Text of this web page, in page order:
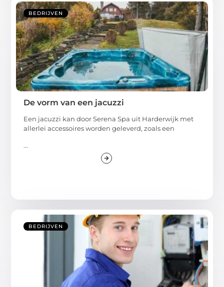
BEDRIJVEN
De vorm van een jacuzzi
Een jacuzzi kan door Serena Spa uit Harderwijk met
allerlei accessoires worden geleverd, zoals een
...
BEDRIJVEN